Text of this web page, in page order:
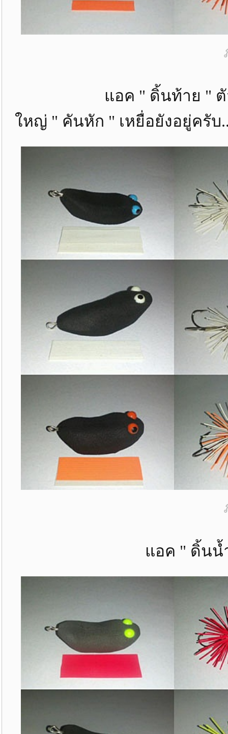
แอค " ดิ้นท้าย " ตัวกลา
ใหญ่ " คันหัก " เหยื่อยังอยู่ครับ
แอค " ดิ้นน้ำบ